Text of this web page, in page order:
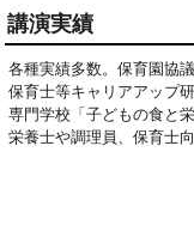
講演実績
各種実績多数。保育園協
保育士等キャリアアップ
専門学校「子どもの食と
栄養士や調理員、保育士